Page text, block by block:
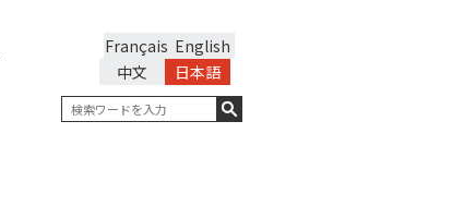
English
Français
日本語
中文